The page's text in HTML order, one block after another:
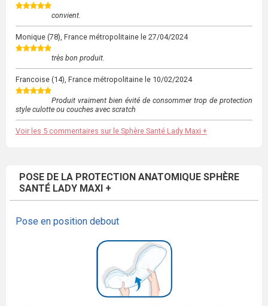
convient.
Monique (78), France métropolitaine le 27/04/2024
très bon produit.
Francoise (14), France métropolitaine le 10/02/2024
Produit vraiment bien évité de consommer trop de protection
style culotte ou couches avec scratch
Voir les 5 commentaires sur le Sphère Santé Lady Maxi +
POSE DE LA PROTECTION ANATOMIQUE SPHÈRE
SANTÉ LADY MAXI +
Pose en position debout